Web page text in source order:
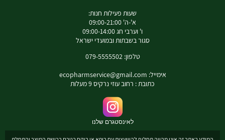
שעות פעילות חנות:
א'-ה' 09:00-21:00
ו' וערבי חג 09:00-14:00
סגור בשבתות ובמועדי ישראל
טלפון: 079-5555502
אימייל: ecopharmservice@gmail.com
כתובת : רחוב עוזי נרקיס 9 מעלות
לאינסטגרם שלנו